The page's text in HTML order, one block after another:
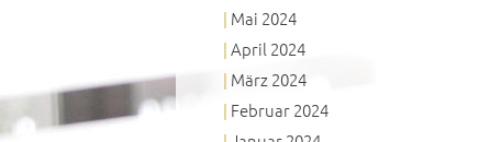
Mai 2024
April 2024
März 2024
Februar 2024